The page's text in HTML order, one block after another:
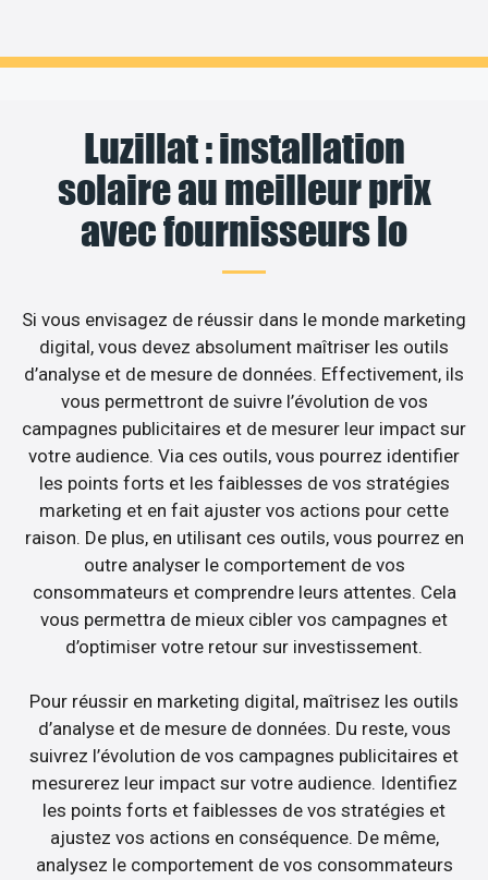
Luzillat : installation
solaire au meilleur prix
avec fournisseurs lo
Si vous envisagez de réussir dans le monde marketing
digital, vous devez absolument maîtriser les outils
d’analyse et de mesure de données. Effectivement, ils
vous permettront de suivre l’évolution de vos
campagnes publicitaires et de mesurer leur impact sur
votre audience. Via ces outils, vous pourrez identifier
les points forts et les faiblesses de vos stratégies
marketing et en fait ajuster vos actions pour cette
raison. De plus, en utilisant ces outils, vous pourrez en
outre analyser le comportement de vos
consommateurs et comprendre leurs attentes. Cela
vous permettra de mieux cibler vos campagnes et
d’optimiser votre retour sur investissement.
Pour réussir en marketing digital, maîtrisez les outils
d’analyse et de mesure de données. Du reste, vous
suivrez l’évolution de vos campagnes publicitaires et
mesurerez leur impact sur votre audience. Identifiez
les points forts et faiblesses de vos stratégies et
ajustez vos actions en conséquence. De même,
analysez le comportement de vos consommateurs